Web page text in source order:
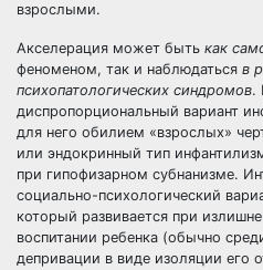
взрослыми.
Акселерация может быть как
феноменом, так и наблюдаться в
психопатологических синдромов.
диспропорциональный вариант
для него обилием «взрослых»
или эндокринный тип
при гипофизарном субнанизме.
социально-психологический
который развивается при
воспитании ребенка (обычно
депривации в виде изоляции его